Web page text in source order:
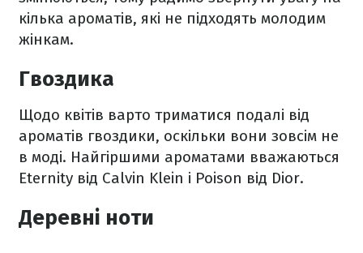
кілька ароматів, які не підходять молодим
жінкам.
Гвоздика
Щодо квітів варто триматися подалі від
ароматів гвоздики, оскільки вони зовсім не
в моді. Найгіршими ароматами вважаються
Eternity від Calvin Klein і Poison від Dior.
Деревні ноти